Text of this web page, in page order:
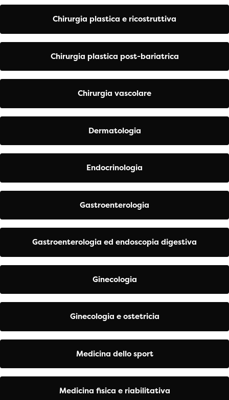
Chirurgia plastica e ricostruttiva
Chirurgia plastica post-bariatrica
Chirurgia vascolare
Dermatologia
Endocrinologia
Gastroenterologia
Gastroenterologia ed endoscopia digestiva
Ginecologia
Ginecologia e ostetricia
Medicina dello sport
Medicina fisica e riabilitativa